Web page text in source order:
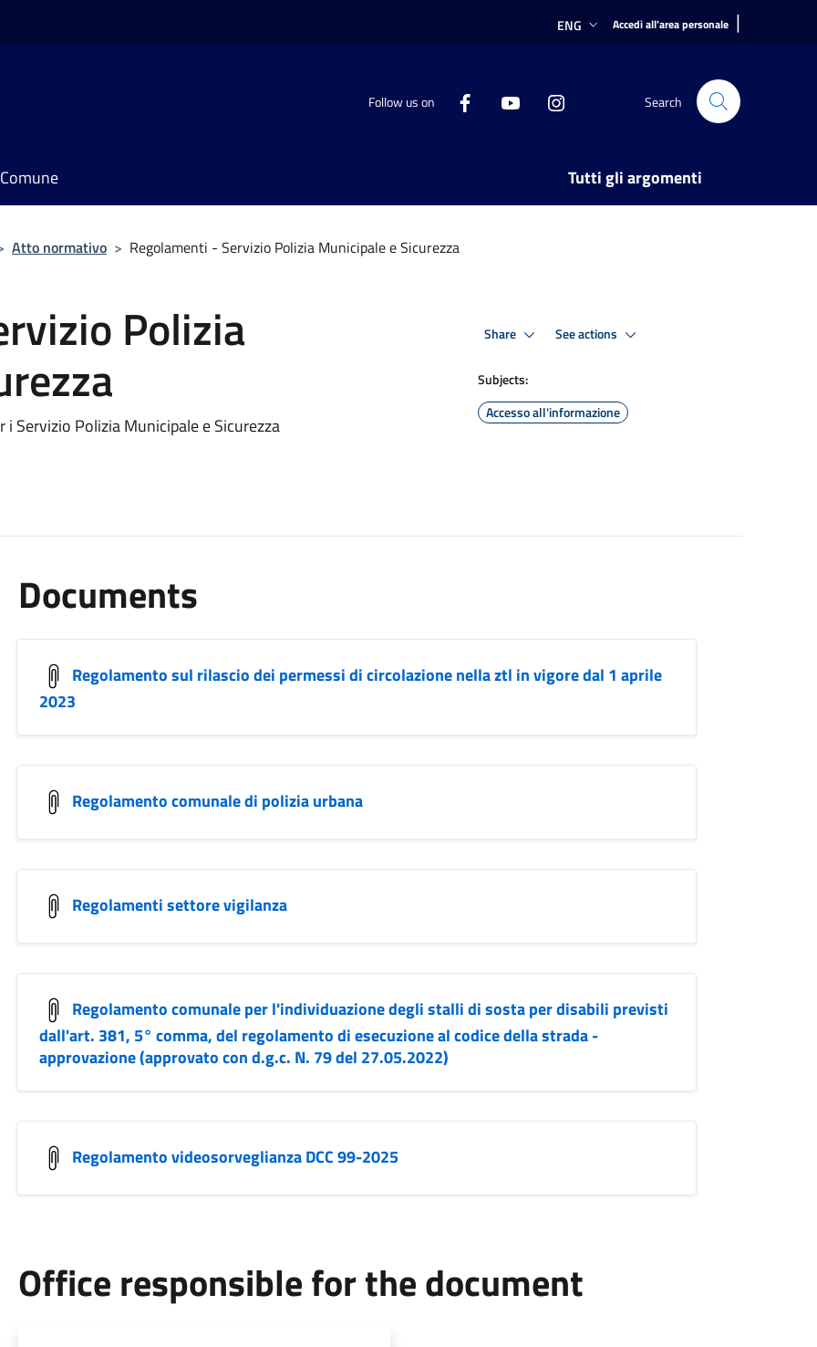
ENG Accedi all'area personale |
Follow us on Search
Tutti gli argomenti
Atto normativo > Regolamenti - Servizio Polizia Municipale e Sicurezza
Polizia
Servizio Polizia Municipale e Sicurezza
Share See actions
Subjects:
Accesso all'informazione
Documents
Regolamento sul rilascio dei permessi di circolazione nella ztl in vigore dal 1 aprile
2023
Regolamento comunale di polizia urbana
Regolamenti settore vigilanza
Regolamento comunale per l'individuazione degli stalli di sosta per disabili previsti
dall'art. 381, 5° comma, del regolamento di esecuzione al codice della strada -
approvazione (approvato con d.g.c. N. 79 del 27.05.2022)
Regolamento videosorveglianza DCC 99-2025
Office responsible for the document